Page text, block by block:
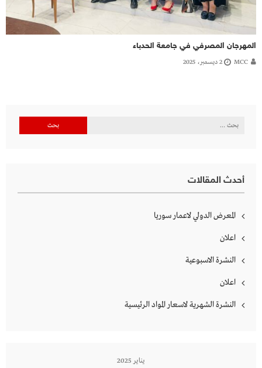
المهرجان المصرفي في جامعة الحدباء
MCC 2 ديسمبر، 2025
البحث
أحدث المقالات
المعرض الدولي لاعمار سوريا
اعلان
النشرة الاسبوعية
اعلان
النشرة الشهرية لاسعار المواد الرئيسية
يناير 2025